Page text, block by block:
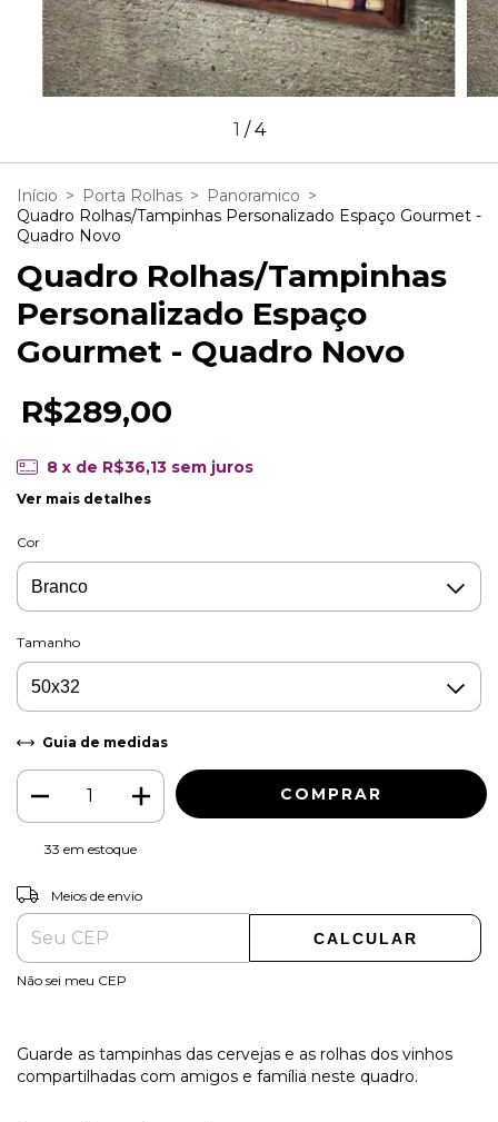
1 /4
Início > Porta Rolhas > Panoramico >
Quadro Rolhas/Tampinhas Personalizado Espaço Gourmet -
Quadro Novo
Quadro Rolhas/Tampinhas
Personalizado Espaço
Gourmet - Quadro Novo
R$289,00
8 x de R$36,13 sem juros
Ver mais detalhes
Cor
Tamanho
Guia de medidas
33 em estoque
Entregas para o CEP:
Meios de envio
CALCULAR
Não sei meu CEP
Guarde as tampinhas das cervejas e as rolhas dos vinhos
compartilhadas com amigos e família neste quadro.